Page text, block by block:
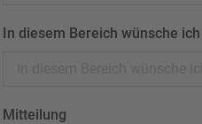
In diesem Bereich wünsche
Mitteilung